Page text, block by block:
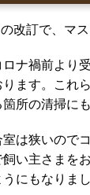
改訂で、マ
ロナ禍前より
ます。これ
所の清掃に
室は狭いので
飼い主さまを
にもなりまし